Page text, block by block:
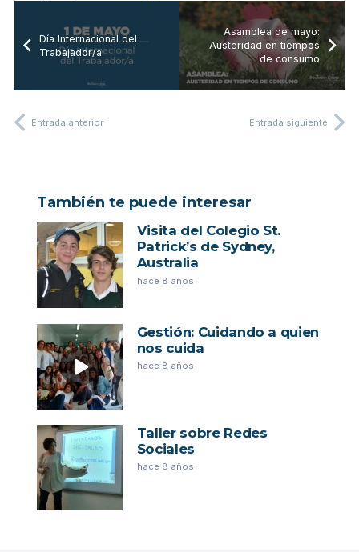
Día Internacional del
Trabajador/a
Asamblea de mayo:
Austeridad en tiempos
de consumo
Entrada anterior Entrada siguiente
También te puede interesar
Visita del Colegio St.
Patrick’s de Sydney,
Australia
hace 8 años
Gestión: Cuidando a quien
nos cuida
hace 8 años
Taller sobre Redes
Sociales
hace 8 años